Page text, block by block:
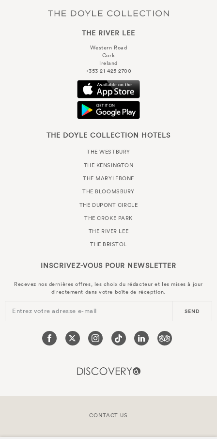
THE RIVER LEE
Western Road
Cork
Ireland
+353 21 425 2700
THE DOYLE COLLECTION HOTELS
THE WESTBURY
THE KENSINGTON
THE MARYLEBONE
THE BLOOMSBURY
THE DUPONT CIRCLE
THE CROKE PARK
THE RIVER LEE
THE BRISTOL
INSCRIVEZ-VOUS POUR NEWSLETTER
Recevez nos dernières offres, les choix du rédacteur et les mises à jour
directement dans votre boîte de réception.
Entrez votre adresse e-mail SEND
CONTACT US